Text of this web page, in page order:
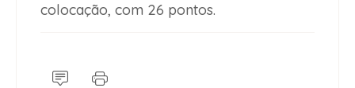
colocação, com 26 pontos.